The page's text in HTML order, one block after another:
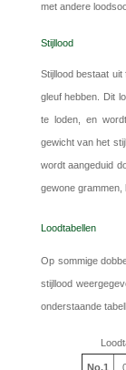
met andere
Stijllood
Stijllood bestaat
gleuf hebben. Dit
te loden, en
gewicht van het
wordt aangeduid
gewone grammen,
Loodtabellen
Op sommige
stijllood
onderstaande
No.1